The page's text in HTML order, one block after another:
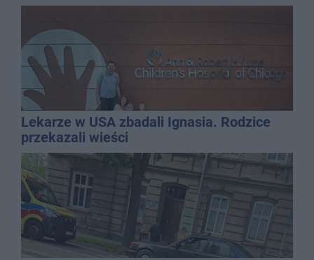
Lekarze w USA zbadali Ignasia. Rodzice
przekazali wieści